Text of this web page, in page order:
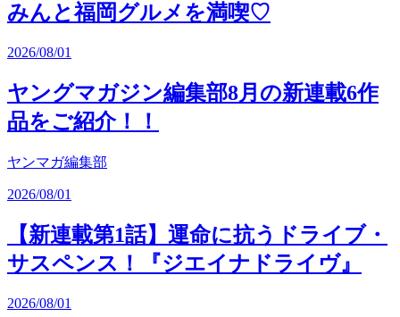
みんと福岡グルメを満喫♡
2026/08/01
ヤングマガジン編集部8月の新連載6作
品をご紹介！！
ヤンマガ編集部
2026/08/01
【新連載第1話】運命に抗うドライブ・
サスペンス！『ジエイナドライヴ』
2026/08/01